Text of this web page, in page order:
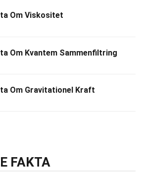
Om Viskositet
Om Kvantem Sammenfiltring
Om Gravitationel Kraft
FAKTA